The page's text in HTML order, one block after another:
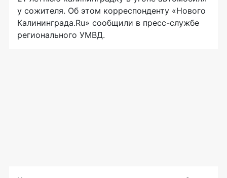
у сожителя. Об этом корреспонденту «Нового
Калининграда.Ru» сообщили в пресс-службе
регионального УМВД.